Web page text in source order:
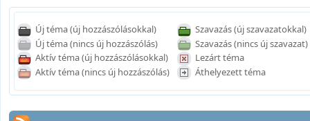
Új téma (új hozzászólásokkal)
Új téma (nincs új hozzászólás)
Aktív téma (új hozzászólásokkal)
Aktív téma (nincs új hozzászólás)
Szavazás (új szavazatokkal)
Szavazás (nincs új szavazat)
Lezárt téma
Áthelyezett téma